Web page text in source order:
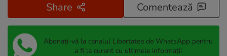
Share Comentează
Abonați-vă la canalul Libertatea de WhatsApp pentru
a fi la curent cu ultimele informații